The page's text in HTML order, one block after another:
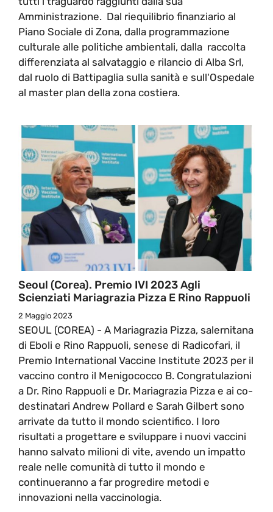
Amministrazione. Dal riequilibrio finanziario al
Piano Sociale di Zona, dalla programmazione
culturale alle politiche ambientali, dalla raccolta
differenziata al salvataggio e rilancio di Alba Srl,
dal ruolo di Battipaglia sulla sanità e sull'Ospedale
al master plan della zona costiera.
Seoul (Corea). Premio IVI 2023 Agli
Scienziati Mariagrazia Pizza E Rino Rappuoli
2 Maggio 2023
SEOUL (COREA) - A Mariagrazia Pizza, salernitana
di Eboli e Rino Rappuoli, senese di Radicofari, il
Premio International Vaccine Institute 2023 per il
vaccino contro il Menigococco B. Congratulazioni
a Dr. Rino Rappuoli e Dr. Mariagrazia Pizza e ai co-
destinatari Andrew Pollard e Sarah Gilbert sono
arrivate da tutto il mondo scientifico. I loro
risultati a progettare e sviluppare i nuovi vaccini
hanno salvato milioni di vite, avendo un impatto
reale nelle comunità di tutto il mondo e
continueranno a far progredire metodi e
innovazioni nella vaccinologia.